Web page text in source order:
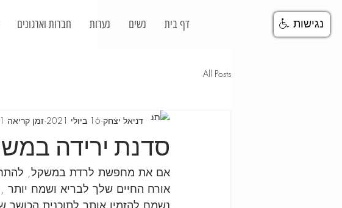
דף בית נשים נערות חברות וארגונים
All Posts
סדנת ירידה
דניאל יצחק 16 ביולי 2021 זמן קריאה 1 דקות
אם את מחפשת לרדת במשקל,
אורח החיים שלך לבריא ושמח
נשמח להזמין אותך לתוכנית הכושר
נגישות